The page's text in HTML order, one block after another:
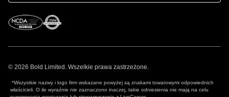
© 2026 Bold Limited. Wszelkie prawa zastrzeżone.
*Wszystkie nazwy i logo firm wskazane powyżej są znakami towarowymi odpowiednich
właścicieli. O ile wyraźnie nie zaznaczono inaczej, takie odniesienia nie mają na celu